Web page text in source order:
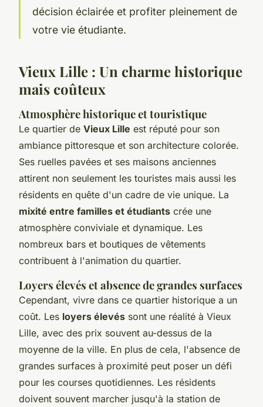
décision éclairée et profiter pleinement de
votre vie étudiante.
Vieux Lille : Un charme historique
mais coûteux
Atmosphère historique et touristique
Le quartier de Vieux Lille est réputé pour son
ambiance pittoresque et son architecture colorée.
Ses ruelles pavées et ses maisons anciennes
attirent non seulement les touristes mais aussi les
résidents en quête d'un cadre de vie unique. La
mixité entre familles et étudiants crée une
atmosphère conviviale et dynamique. Les
nombreux bars et boutiques de vêtements
contribuent à l'animation du quartier.
Loyers élevés et absence de grandes surfaces
Cependant, vivre dans ce quartier historique a un
coût. Les loyers élevés sont une réalité à Vieux
Lille, avec des prix souvent au-dessus de la
moyenne de la ville. En plus de cela, l'absence de
grandes surfaces à proximité peut poser un défi
pour les courses quotidiennes. Les résidents
doivent souvent marcher jusqu'à la station de